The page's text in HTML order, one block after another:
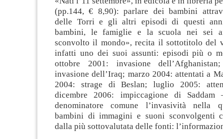
(pp.144, € 8,90): parlare dei bambini
delle Torri e gli altri episodi di questi
bambini, le famiglie e la scuola nei sei
sconvolto il mondo», recita il sottotitolo del
infatti uno dei suoi assunti: episodi più o
ottobre 2001: invasione
invasione dell’Iraq; marzo 2004: attentati a
2004: strage di Beslan; luglio 2005:
dicembre 2006: impiccagione di Saddam
denominatore comune l’invasività nella
bambini di immagini e suoni sconvolgenti
dalla più sottovalutata delle fonti: